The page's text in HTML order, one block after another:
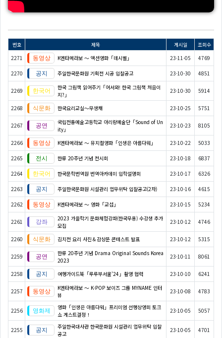
번호 제목 게시일
조회수
2271
K엔타메라보 ～ 액션영화「데시벨」 23-11-05 4769
2270 주일한국문화원 기획전 시공 입찰공고 23-10-30 4851
2269
한국 그림책 읽어주기「어서와! 한국 그림책 처음이
지?」
23-10-30 5914
2268 한국요리교실〜무생채 23-10-25 5751
2267
국립전통예술고등학교 아리랑예술단「Sound of Un
ity」
23-10-23 8105
2266 K엔타메라보 ～ 뮤지컬영화「인생은 아름다워」 23-10-22 5033
2265 한류 20주년 기념 전시회 23-10-18 6837
2264 한국문학번역원 번역아카데미 입학설명회 23-10-17 6326
2263 주일한국문화원 시설관리 업무위탁 입찰공고(2차) 23-10-16 4615
2262 K엔타메라보 ～ 영화「교섭」 23-10-15 5234
2261
2023 가을학기 문화체험강좌(한국무용) 수강생 추가
모집
23-10-12 4746
2260 김치전 요리 사진＆감상문 콘테스트 발표 23-10-12 5315
2259
한류 20주년 기념 Drama Original Sounds Korea
2023
23-10-11 8061
2258 여행가이드북「루루부서울'24」촬영 협력 23-10-10 6241
2257
K엔타메라보 ～ K-POP 보이즈 그룹 MYNAME 인터
뷰
23-10-08 4783
2256
영화「인생은 아름다워」프리미엄 선행상영회 토크
쇼 게스트결정！
23-10-05 5057
2255
주일한국대사관 한국문화원 시설관리 업무위탁 입찰
공고
23-10-05 4701